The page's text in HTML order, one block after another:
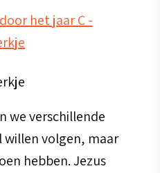
we verschillende
willen volgen, maar
hebben. Jezus